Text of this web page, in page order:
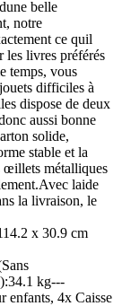
belle
notre
ce quil
les livres préférés
temps, vous
difficiles à
dispose de deux
aussi bonne
solide,
stable et la
œillets métalliques
laide
la livraison, le
x 30.9 cm
kg---
4x Caisse